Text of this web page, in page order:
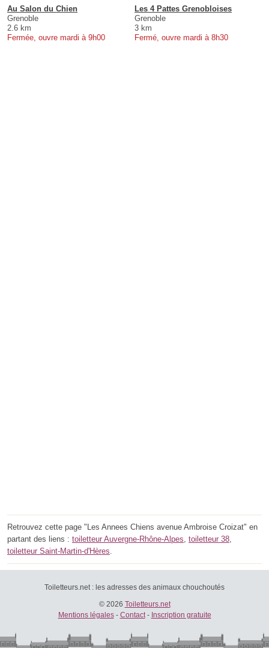
Au Salon du Chien
Grenoble
2.6 km
Fermée, ouvre mardi à 9h00
Les 4 Pattes Grenobloises
Grenoble
3 km
Fermé, ouvre mardi à 8h30
Retrouvez cette page "Les Annees Chiens avenue Ambroise Croizat" en
partant des liens : toiletteur Auvergne-Rhône-Alpes toiletteur 38
toiletteur Saint-Martin-d'Hères
Toiletteurs.net : les adresses des animaux chouchoutés
© 2026 Toiletteurs.net
Mentions légales- Contact- Inscription gratuite